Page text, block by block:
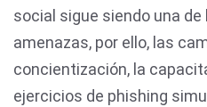
social sigue siendo una
amenazas, por ello, las
concientización, la
ejercicios de phishing